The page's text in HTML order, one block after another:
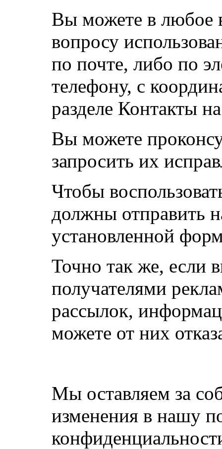
Вы можете в любое
вопросу
по почте, либо по
телефону, с
разделе Контакты
Вы можете
запросить их
Чтобы
должны отправить
установленной
Точно так же, если
получателями
рассылок,
можете от них
Мы оставляем за
изменения в нашу